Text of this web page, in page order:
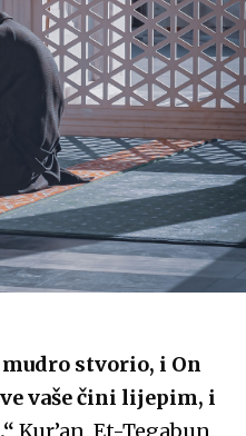
mudro stvorio, i On
vaše čini lijepim, i
Kur’an, Et-Tegabun,